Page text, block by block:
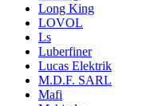
Long King
LOVOL
Ls
Luberfiner
Lucas Elektrik
M.D.F. SARL
Mafi